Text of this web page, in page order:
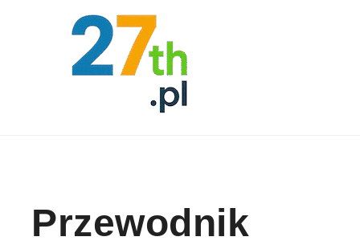
Przewodnik